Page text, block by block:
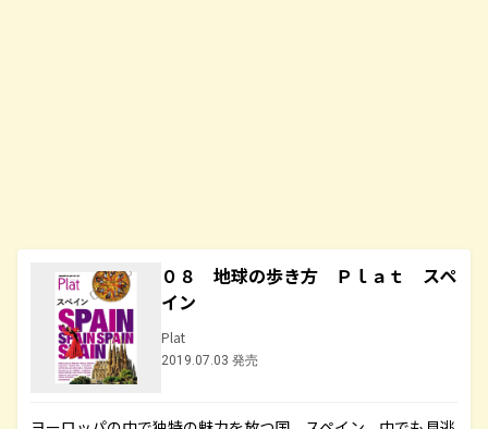
０８ 地球の歩き方 Ｐｌａｔ スペ
イン
Plat
2019.07.03 発売